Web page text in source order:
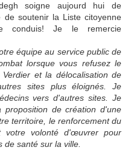
soigne aujourd hui de
de soutenir la Liste citoyenne
conduis! Je le remercie
équipe au service public de
lorsque vous refusez le
et la délocalisation de
sites plus éloignés. Je
vers d'autres sites. Je
de création d'une
territoire, le renforcement du
votre volonté d'œuvrer pour
santé sur la ville.